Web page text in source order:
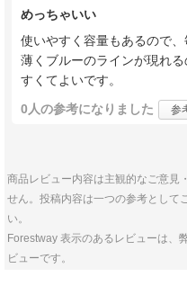
めっちゃいい
使いやすく容量もあるので、
薄くブルーのラインが現れ
すくてよいです。
0人の参考になりました 参
商品レビュー内容は主観的なご意見
せん。投稿内容は一つの参考として
い。
Forestway 表示のあるレビューは、
ビューです。